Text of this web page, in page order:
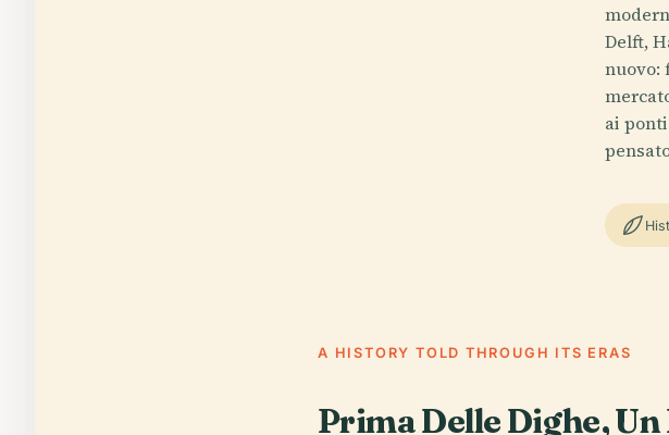
Delft,
nuovo:
ai
A HISTORY TOLD THROUGH ITS ERAS
Prima Delle Dighe,